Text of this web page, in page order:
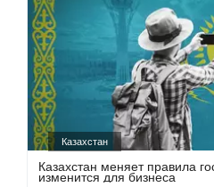
Казахстан
Казахстан меняет правила
изменится для бизнеса